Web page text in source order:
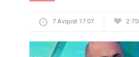
7 Avqust 17:07 2